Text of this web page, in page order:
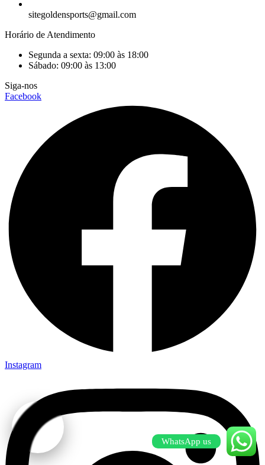
sitegoldensports@gmail.com
Horário de Atendimento
Segunda a sexta: 09:00 às 18:00
Sábado: 09:00 às 13:00
Siga-nos
Facebook
Instagram
WhatsApp us